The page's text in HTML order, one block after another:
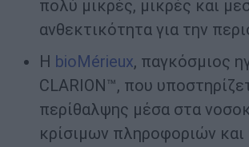
πολύ μικρές, μικρές και
ανθεκτικότητα για την
Η bioMérieux, παγκόσμιος
CLARION™, που
περίθαλψης μέσα στα
κρίσιμων πληροφοριών